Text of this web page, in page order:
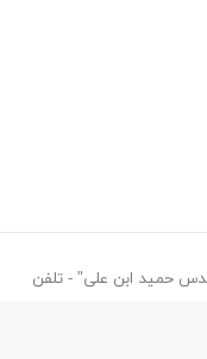
حمید ابن علی" - تلفن